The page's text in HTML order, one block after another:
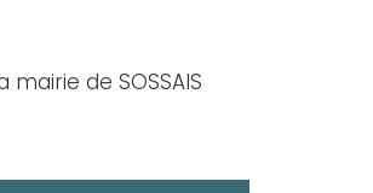
de SOSSAIS